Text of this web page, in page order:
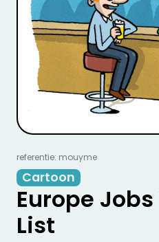
referentie: mouyme
Cartoon
Europe
List